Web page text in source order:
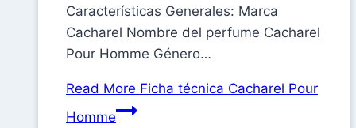
Características Generales: Marca
Cacharel Nombre del perfume Cacharel
Pour Homme Género…
Read More Ficha técnica Cacharel Pour
Homme